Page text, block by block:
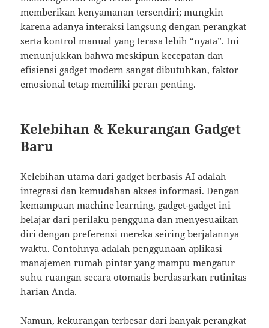
memberikan kenyamanan tersendiri; mungkin
karena adanya interaksi langsung dengan perangkat
serta kontrol manual yang terasa lebih “nyata”. Ini
menunjukkan bahwa meskipun kecepatan dan
efisiensi gadget modern sangat dibutuhkan, faktor
emosional tetap memiliki peran penting.
Kelebihan & Kekurangan Gadget
Baru
Kelebihan utama dari gadget berbasis AI adalah
integrasi dan kemudahan akses informasi. Dengan
kemampuan machine learning, gadget-gadget ini
belajar dari perilaku pengguna dan menyesuaikan
diri dengan preferensi mereka seiring berjalannya
waktu. Contohnya adalah penggunaan aplikasi
manajemen rumah pintar yang mampu mengatur
suhu ruangan secara otomatis berdasarkan rutinitas
harian Anda.
Namun, kekurangan terbesar dari banyak perangkat